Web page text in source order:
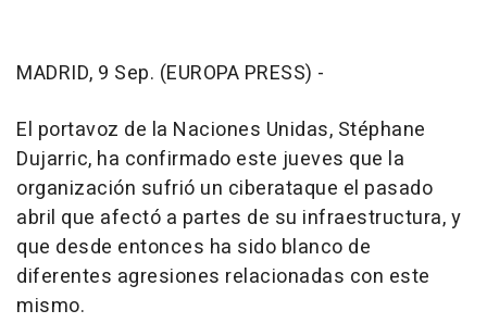
MADRID, 9 Sep. (EUROPA PRESS) -
El portavoz de la Naciones Unidas, Stéphane
Dujarric, ha confirmado este jueves que la
organización sufrió un ciberataque el pasado
abril que afectó a partes de su infraestructura, y
que desde entonces ha sido blanco de
diferentes agresiones relacionadas con este
mismo.